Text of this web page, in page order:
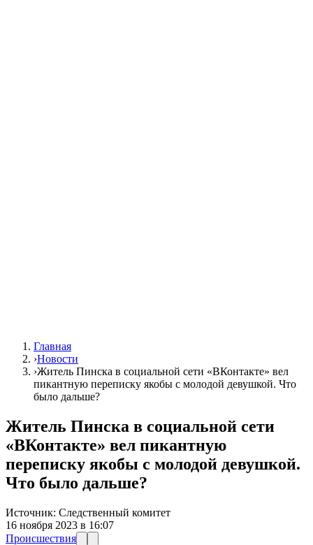
Главная
›Новости
›Житель Пинска в социальной сети «ВКонтакте» вел
пикантную переписку якобы с молодой девушкой. Что
было дальше?
Житель Пинска в социальной сети
«ВКонтакте» вел пикантную
переписку якобы с молодой девушкой.
Что было дальше?
Источник: Следственный комитет
16 ноября 2023 в 16:07
Происшествия